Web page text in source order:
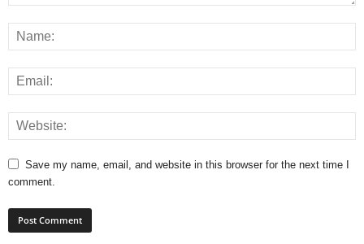
Save my name, email, and website in this browser for the next time I
comment.